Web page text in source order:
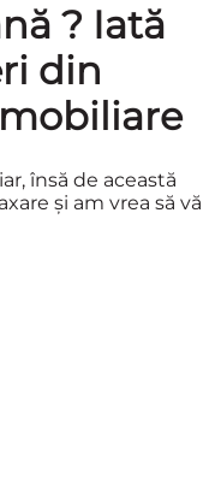
? Iată
din
însă de această
și am vrea să vă